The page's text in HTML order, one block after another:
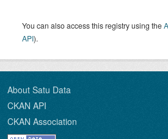
You can also access this registry using the
API).
About Satu Data
CKAN API
CKAN Association